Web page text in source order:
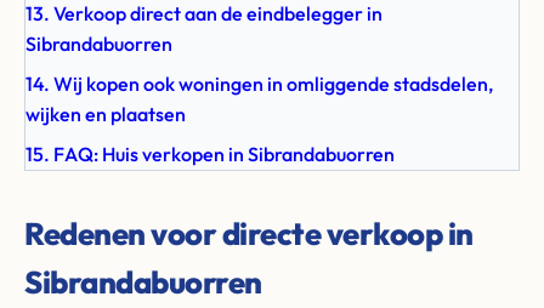
13. Verkoop direct aan de eindbelegger in
Sibrandabuorren
14. Wij kopen ook woningen in omliggende stadsdelen,
wijken en plaatsen
15. FAQ: Huis verkopen in Sibrandabuorren
Redenen voor directe verkoop in
Sibrandabuorren